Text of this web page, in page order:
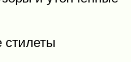
стилеты